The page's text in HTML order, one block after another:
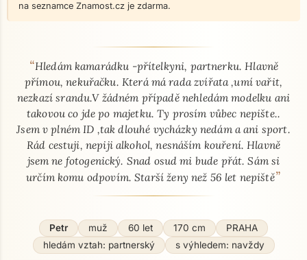
na seznamce Znamost.cz je zdarma.
O mně - seznamka profil
“Hledám kamarádku -přítelkyni, partnerku. Hlavně
přímou, nekuřačku. Která má rada zvířata ,umí vařit,
nezkazí srandu.V žádném případě nehledám modelku ani
takovou co jde po majetku. Ty prosím vůbec nepište..
Jsem v plném ID ,tak dlouhé vycházky nedám a ani sport.
Rád cestuji, nepiji alkohol, nesnáším kouření. Hlavně
jsem ne fotogenický. Snad osud mi bude přát. Sám si
určím komu odpovím. Starší ženy než 56 let nepiště”
Petr muž 60 let 170 cm
PRAHA
hledám vztah: partnerský
s výhledem: navždy